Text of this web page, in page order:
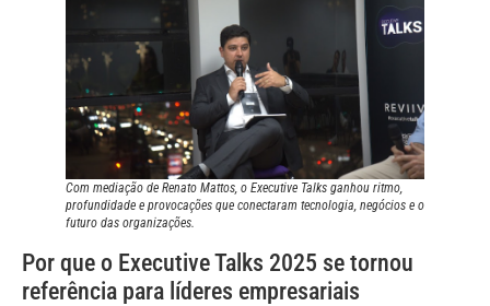
Com mediação de Renato Mattos, o Executive Talks ganhou ritmo,
profundidade e provocações que conectaram tecnologia, negócios e o
futuro das organizações.
Por que o Executive Talks 2025 se tornou
referência para líderes empresariais